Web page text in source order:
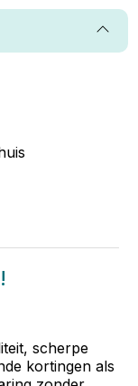
scherpe
kortingen als